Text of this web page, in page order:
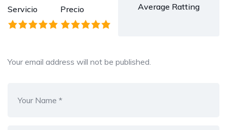
Servicio Precio Average Ratting
Your email address will not be published.